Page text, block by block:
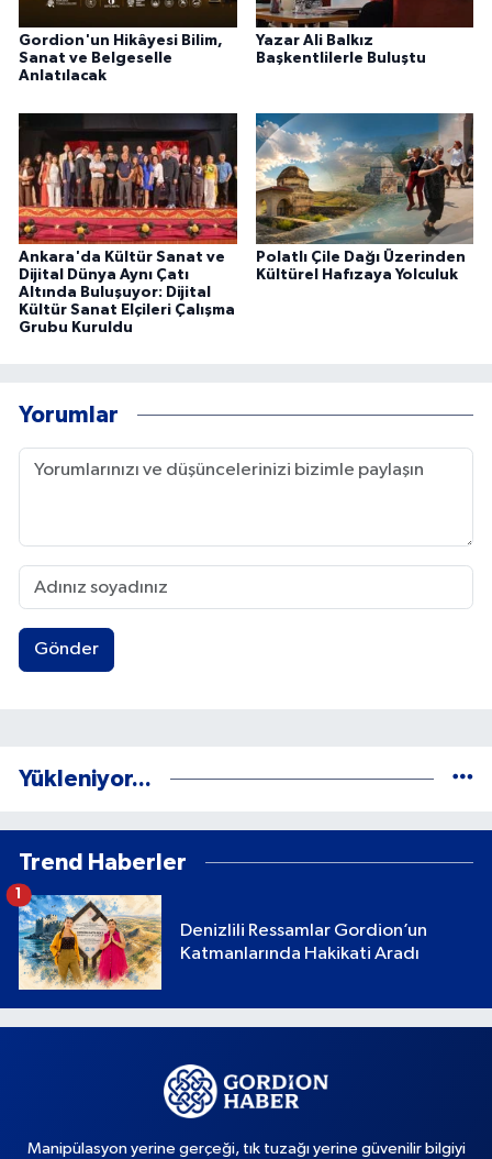
Gordion'un Hikâyesi Bilim,
Sanat ve Belgeselle
Anlatılacak
Yazar Ali Balkız
Başkentlilerle Buluştu
Ankara'da Kültür Sanat ve
Dijital Dünya Aynı Çatı
Altında Buluşuyor: Dijital
Kültür Sanat Elçileri Çalışma
Grubu Kuruldu
Polatlı Çile Dağı Üzerinden
Kültürel Hafızaya Yolculuk
Yorumlar
Gönder
Yükleniyor...
Trend Haberler
Denizlili Ressamlar Gordion’un
Katmanlarında Hakikati Aradı
1
Manipülasyon yerine gerçeği, tık tuzağı yerine güvenilir bilgiyi